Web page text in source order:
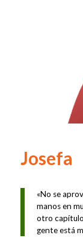
Josefa
«No se
manos en
otro capítulo
gente está